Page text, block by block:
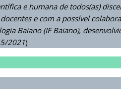
e humana de todos(as)
e com a possível
Baiano (IF Baiano),
2021)